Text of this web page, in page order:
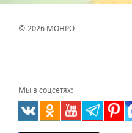
© 2026 МОНРО
Мы в соцсетях: